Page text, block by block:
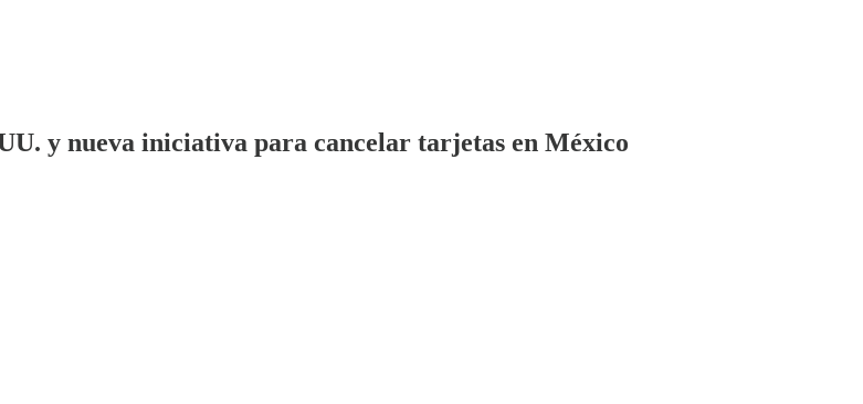
y nueva iniciativa para cancelar tarjetas en México